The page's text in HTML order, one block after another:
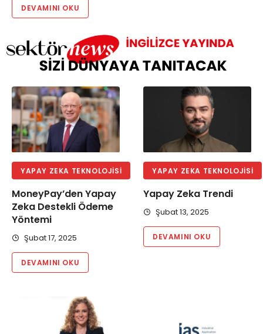
DEVAMINI OKU
YAPAY ZEKA TEKNOLOJISI
MoneyPay’den Yapay
Zeka Destekli Ödeme
Yöntemi
Şubat 17, 2025
DEVAMINI OKU
YAPAY ZEKA TEKNOLOJISI
Yapay Zeka Trendi
Şubat 13, 2025
DEVAMINI OKU